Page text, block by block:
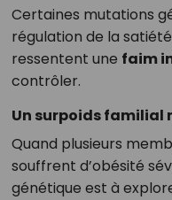
Certaines mutations
régulation de la
ressentent une faim
contrôler.
Un surpoids familial
Quand plusieurs
souffrent d’obésité
génétique est à